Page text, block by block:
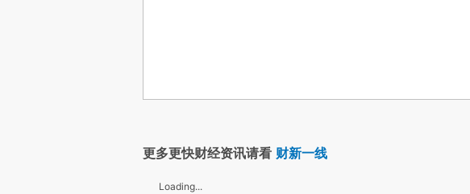
更多更快财经资讯请看 财新一线
Loading...